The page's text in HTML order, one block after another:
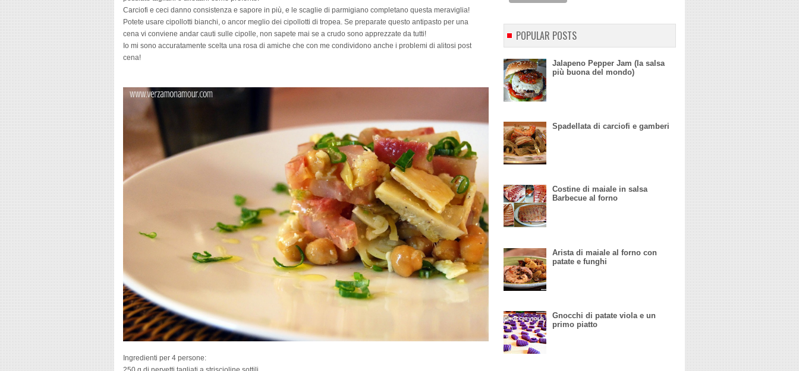
Carciofi e ceci danno consistenza e sapore in più, e le scaglie di parmigiano completano questa meraviglia!
Potete usare cipollotti bianchi, o ancor meglio dei cipollotti di tropea. Se preparate questo antipasto per una
cena vi conviene andar cauti sulle cipolle, non sapete mai se a crudo sono apprezzate da tutti!
Io mi sono accuratamente scelta una rosa di amiche che con me condividono anche i problemi di alitosi post
cena!
Ingredienti per 4 persone:
POPULAR POSTS
Jalapeno Pepper Jam (la salsa
più buona del mondo)
Spadellata di carciofi e gamberi
Costine di maiale in salsa
Barbecue al forno
Arista di maiale al forno con
patate e funghi
Gnocchi di patate viola e un
primo piatto